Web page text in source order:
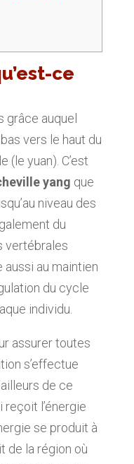
ce
grâce auquel
vers le haut du
(le yuan). C’est
yang que
niveau des
du
vertébrales
au maintien
du cycle
individu.
assurer toutes
s’effectue
de ce
reçoit l’énergie
se produit à
de la région où